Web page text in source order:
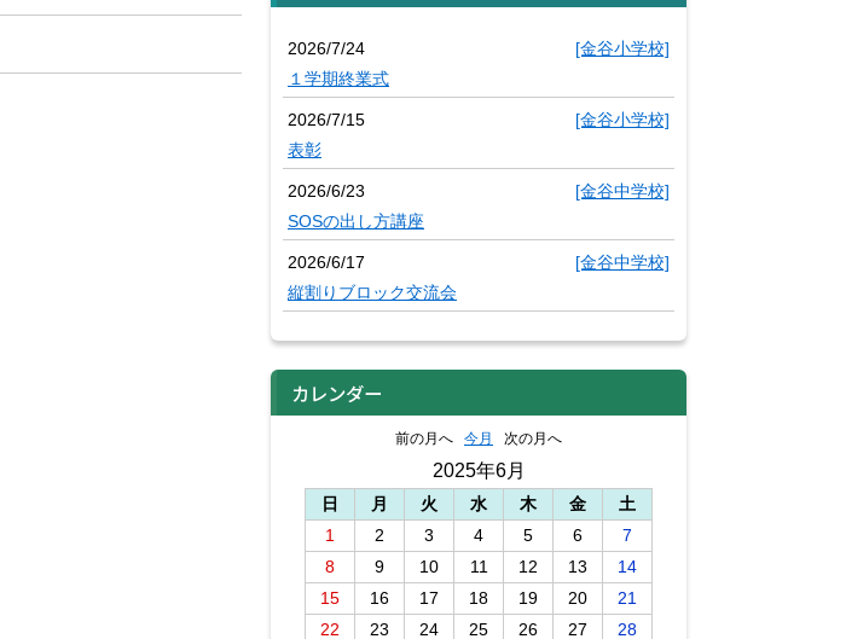
2026/7/24
[金谷小学校]
１学期終業式
2026/7/15
[金谷小学校]
表彰
2026/6/23
[金谷中学校]
SOSの出し方講座
2026/6/17
[金谷中学校]
縦割りブロック交流会
カレンダー
前の月へ 今月 次の月へ
2025年6月
日 月 火 水 木 金
土
1
2 3 4 5 6
7
8
9 10 11 12 13
14
15
16 17 18 19 20
21
22
23 24 25 26 27 28